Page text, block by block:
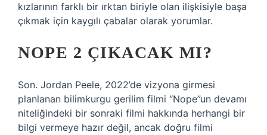
kızlarının farklı bir ırktan biriyle olan ilişkisiyle başa
çıkmak için kaygılı çabalar olarak yorumlar.
NOPE 2 ÇIKACAK MI?
Son. Jordan Peele, 2022’de vizyona girmesi
planlanan bilimkurgu gerilim filmi “Nope”un devamı
niteliğindeki bir sonraki filmi hakkında herhangi bir
bilgi vermeye hazır değil, ancak doğru filmi